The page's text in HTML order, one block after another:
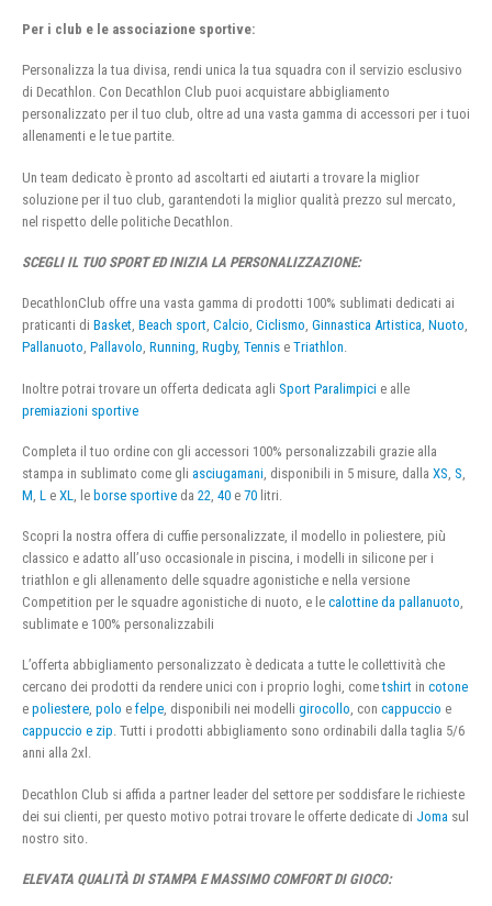
Per i club e le associazione sportive:
Personalizza la tua divisa, rendi unica la tua squadra con il servizio esclusivo
di Decathlon. Con Decathlon Club puoi acquistare abbigliamento
personalizzato per il tuo club, oltre ad una vasta gamma di accessori per i tuoi
allenamenti e le tue partite.
Un team dedicato è pronto ad ascoltarti ed aiutarti a trovare la miglior
soluzione per il tuo club, garantendoti la miglior qualità prezzo sul mercato,
nel rispetto delle politiche Decathlon.
SCEGLI IL TUO SPORT ED INIZIA LA PERSONALIZZAZIONE:
DecathlonClub offre una vasta gamma di prodotti 100% sublimati dedicati ai
praticanti di Basket, Beach sport, Calcio, Ciclismo, Ginnastica Artistica, Nuoto,
Pallanuoto, Pallavolo, Running, Rugby, Tennis e Triathlon.
Inoltre potrai trovare un offerta dedicata agli Sport Paralimpici e alle
premiazioni sportive
Completa il tuo ordine con gli accessori 100% personalizzabili grazie alla
stampa in sublimato come gli asciugamani , disponibili in 5 misure, dalla XS S
M L e XL , le borse sportive da 22 40 e 70 litri.
Scopri la nostra offera di cuffie personalizzate, il modello in poliestere, più
classico e adatto all’uso occasionale in piscina, i modelli in silicone per i
triathlon e gli allenamento delle squadre agonistiche e nella versione
Competition per le squadre agonistiche di nuoto, e le calottine da pallanuoto,
sublimate e 100% personalizzabili
L’offerta abbigliamento personalizzato è dedicata a tutte le collettività che
cercano dei prodotti da rendere unici con i proprio loghi, cometshirt in cotone
e poliestere, polo e felpe, disponibili nei modelli girocollo, con cappuccio e
cappuccio e zip. Tutti i prodotti abbigliamento sono ordinabili dalla taglia 5/6
anni alla 2xl.
Decathlon Club si affida a partner leader del settore per soddisfare le richieste
dei sui clienti, per questo motivo potrai trovare le offerte dedicate di Joma sul
nostro sito.
ELEVATA QUALITÀ DI STAMPA E MASSIMO COMFORT DI GIOCO: